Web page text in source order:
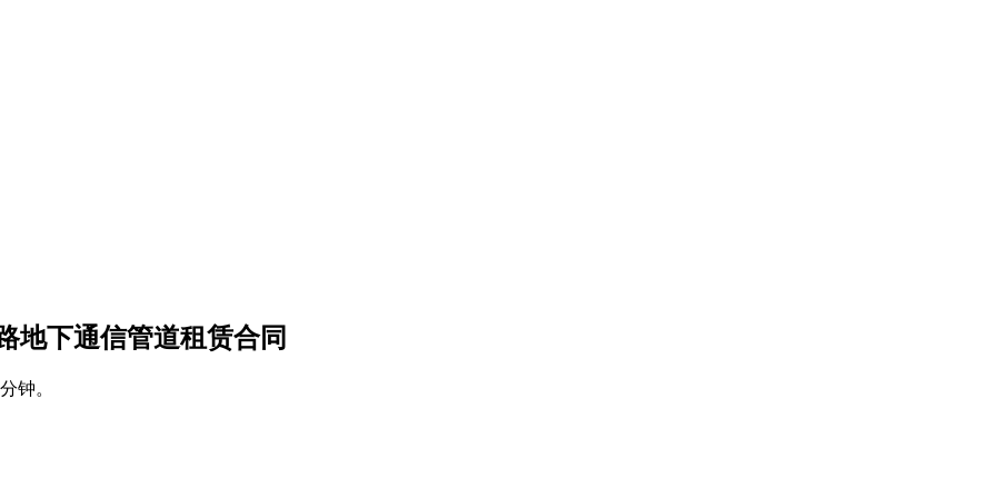
地下通信管道租赁合同
钟。